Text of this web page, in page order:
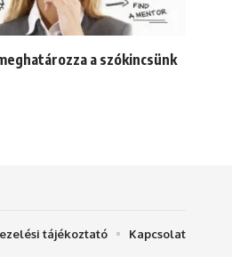
a szókincsünk
tájékoztató Kapcsolat